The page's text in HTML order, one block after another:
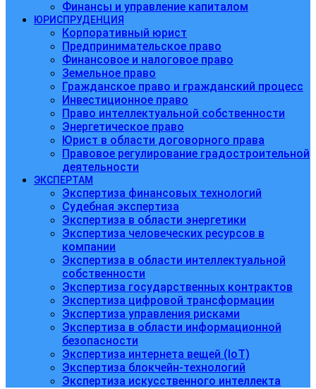
Финансы и управление капиталом
ЮРИСПРУДЕНЦИЯ
Корпоративный юрист
Предпринимательское право
Финансовое и налоговое право
Земельное право
Гражданское право и гражданский процесс
Инвестиционное право
Право интеллектуальной собственности
Энергетическое право
Юрист в области договорного права
Правовое регулирование градостроительной
деятельности
ЭКСПЕРТАМ
Экспертиза финансовых технологий
Судебная экспертиза
Экспертиза в области энергетики
Экспертиза человеческих ресурсов в
компании
Экспертиза в области интеллектуальной
собственности
Экспертиза государственных контрактов
Экспертиза цифровой трансформации
Экспертиза управления рисками
Экспертиза в области информационной
безопасности
Экспертиза интернета вещей (IoT)
Экспертиза блокчейн-технологий
Экспертиза искусственного интеллекта